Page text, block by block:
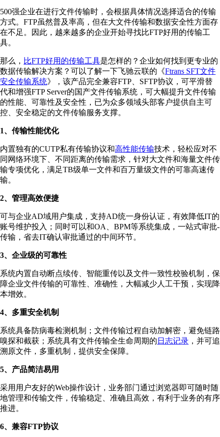
500强企业在进行文件传输时，会根据具体情况选择适合的传输
方式。FTP虽然普及率高，但在大文件传输和数据安全性方面存
在不足。因此，越来越多的企业开始寻找比FTP好用的传输工
具。
那么， 比FTP好用的传输工具是怎样的？企业如何找到更专业的
数据传输解决方案？可以了解一下飞驰云联的《Ftrans SFT文件
安全传输系统》，该产品完全兼容FTP、SFTP协议，可平滑替
代和增强FTP Server的国产文件传输系统，可大幅提升文件传输
的性能、可靠性及安全性，已为众多领域头部客户提供自主可
控、安全稳定的文件传输服务支撑。
1、传输性能优化
内置独有的CUTP私有传输协议和高性能传输技术，轻松应对不
同网络环境下、不同距离的传输需求，针对大文件和海量文件传
输专项优化，满足TB级单一文件和百万量级文件的可靠高速传
输。
2、管理高效便捷
可与企业AD域用户集成，支持AD统一身份认证，有效降低IT的
账号维护投入；同时可以和OA、BPM等系统集成，一站式审批-
传输，省去IT确认审批通过的中间环节。
3、企业级的可靠性
系统内置自动断点续传、智能重传以及文件一致性校验机制，保
障企业文件传输的可靠性、准确性，大幅减少人工干预，实现降
本增效。
4、多重安全机制
系统具备防病毒检测机制；文件传输过程自动加解密，避免链路
嗅探和截获；系统具有文件传输全生命周期的 日志记录 ，并可追
溯原文件，多重机制，提供安全保障。
5、产品简洁易用
采用用户友好的Web操作设计，业务部门通过浏览器即可随时随
地管理和传输文件，传输稳定、准确且高效，有利于业务的有序
推进。
6、兼容FTP协议